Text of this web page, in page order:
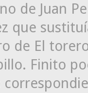
de Juan
que
de El
Finito